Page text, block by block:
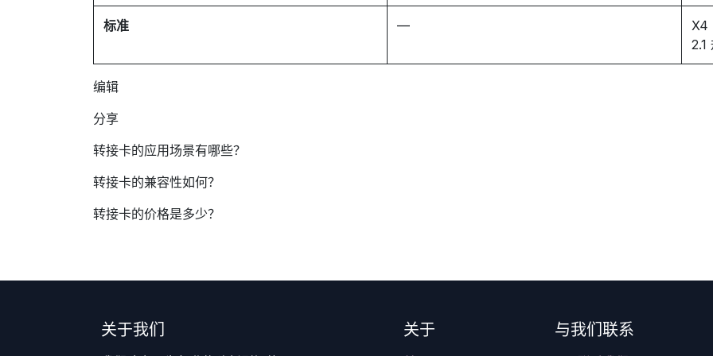
标准 —
X4
2.1
编辑
分享
转接卡的应用场景有哪些？
转接卡的兼容性如何？
转接卡的价格是多少？
关于我们 与我们联系
关于